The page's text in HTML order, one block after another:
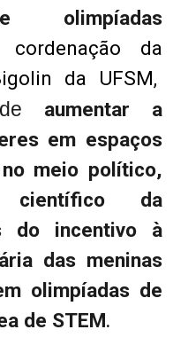
olimpíadas
da
da UFSM,
aumentar a
em espaços
meio político,
científico da
do incentivo à
das meninas
olimpíadas de
de STEM.